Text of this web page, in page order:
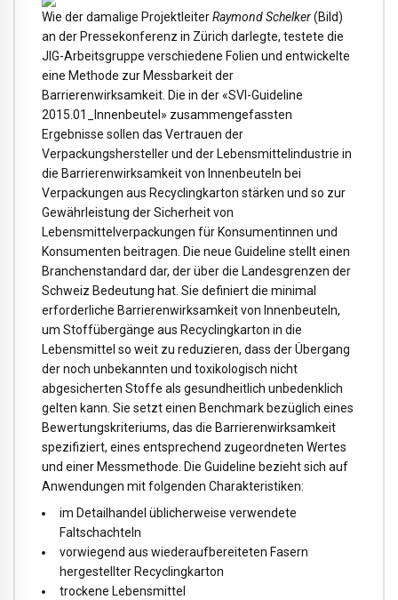
Wie der damalige ProjektleiterRaymond Schelker(Bild)
an der Pressekonferenz in Zürich darlegte, testete die
JIG-Arbeitsgruppe verschiedene Folien und entwickelte
eine Methode zur Messbarkeit der
Barrierenwirksamkeit. Die in der «SVI-Guideline
2015.01_Innenbeutel» zusammengefassten
Ergebnisse sollen das Vertrauen der
Verpackungshersteller und der Lebensmittelindustrie in
die Barrierenwirksamkeit von Innenbeuteln bei
Verpackungen aus Recyclingkarton stärken und so zur
Gewährleistung der Sicherheit von
Lebensmittelverpackungen für Konsumentinnen und
Konsumenten beitragen. Die neue Guideline stellt einen
Branchenstandard dar, der über die Landesgrenzen der
Schweiz Bedeutung hat. Sie definiert die minimal
erforderliche Barrierenwirksamkeit von Innenbeuteln,
um Stoffübergänge aus Recyclingkarton in die
Lebensmittel so weit zu reduzieren, dass der Übergang
der noch unbekannten und toxikologisch nicht
abgesicherten Stoffe als gesundheitlich unbedenklich
gelten kann. Sie setzt einen Benchmark bezüglich eines
Bewertungskriteriums, das die Barrierenwirksamkeit
spezifiziert, eines entsprechend zugeordneten Wertes
und einer Messmethode. Die Guideline bezieht sich auf
Anwendungen mit folgenden Charakteristiken:
im Detailhandel üblicherweise verwendete
Faltschachteln
vorwiegend aus wiederaufbereiteten Fasern
hergestellter Recyclingkarton
trockene Lebensmittel